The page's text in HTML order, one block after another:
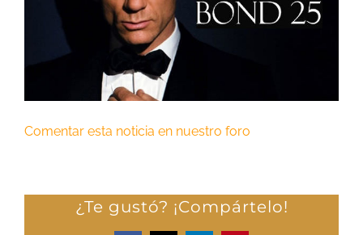
Comentar esta noticia en nuestro foro
¿Te gustó? ¡Compártelo!